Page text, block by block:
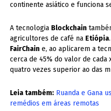
continente asiático e funciona
A tecnologia Blockchain
agricultores de café na Etiópia
FairChain e, ao aplicarem a
cerca de 45% do valor de
quatro vezes superior ao das
Leia também: Ruanda e Gana
remédios em áreas remotas